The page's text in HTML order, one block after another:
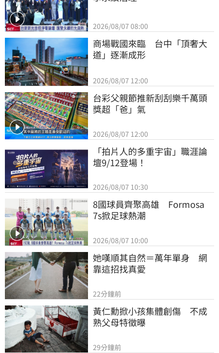
2026/08/07 08:00
商場戰國來臨　台中「頂奢大
道」逐漸成形
2026/08/07 12:00
台彩父親節推新刮刮樂千萬頭
獎超「爸」氣
2026/08/07 12:00
「拍片人的多重宇宙」職涯論
壇9/12登場！
2026/08/07 10:30
8國球員齊聚高雄　Formosa
7s掀足球熱潮
2026/08/07 10:00
她嘆順其自然＝萬年單身　網
靠這招找真愛
22分鐘前
黃仁勳掀小孩集體創傷　不成
熟父母特徵曝
29分鐘前